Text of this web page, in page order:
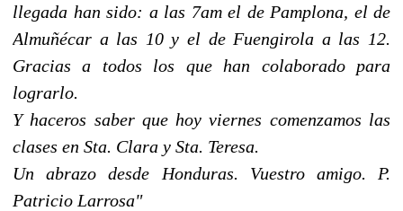
llegada han sido: a las 7am el de Pamplona, el de
Almuñécar a las 10 y el de Fuengirola a las 12.
Gracias a todos los que han colaborado para
lograrlo.
Y haceros saber que hoy viernes comenzamos las
clases en Sta. Clara y Sta. Teresa.
Un abrazo desde Honduras. Vuestro amigo. P.
Patricio Larrosa"